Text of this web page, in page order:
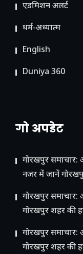
ए​डमिशन अलर्ट
धर्म-अध्यात्म
English
Duniya 360
गो अपडेट
गोरखपुर
नजर में जानें
गोरखपुर
गोरखपुर शहर की
गोरखपुर
गोरखपुर शहर की